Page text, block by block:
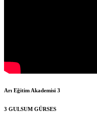
Arı Eğitim Akademisi 3
3 GULSUM GÜRSES